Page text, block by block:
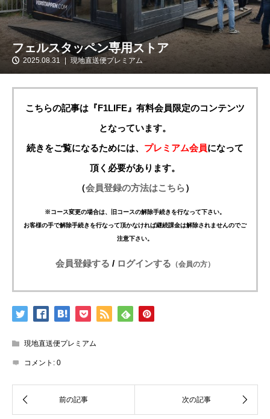
フェルスタッペン専用ストア
2025.08.31 現地直送便プレミアム
こちらの記事は『F1LIFE』有料会員限定のコンテンツ
となっています。
続きをご覧になるためには、 プレミアム会員になって
頂く必要があります。
（会員登録の方法はこちら）
※コース変更の場合は、旧コースの解除手続きを行なって下さい。
お客様の手で解除手続きを行なって頂かなければ継続課金は解除されませんのでご
注意下さい。
会員登録する / ログインする （会員の方）
現地直送便プレミアム
コメント: 0